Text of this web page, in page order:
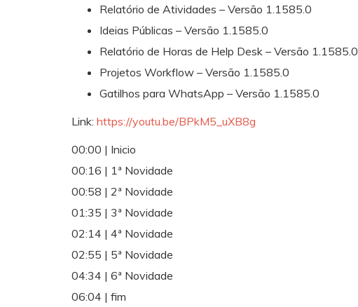
Relatório de Atividades – Versão 1.1585.0
Ideias Públicas – Versão 1.1585.0
Relatório de Horas de Help Desk – Versão 1.1585.0
Projetos Workflow – Versão 1.1585.0
Gatilhos para WhatsApp – Versão 1.1585.0
Link: https://youtu.be/BPkM5_uXB8g
00:00 | Inicio
00:16 | 1ª Novidade
00:58 | 2ª Novidade
01:35 | 3ª Novidade
02:14 | 4ª Novidade
02:55 | 5ª Novidade
04:34 | 6ª Novidade
06:04 | fim